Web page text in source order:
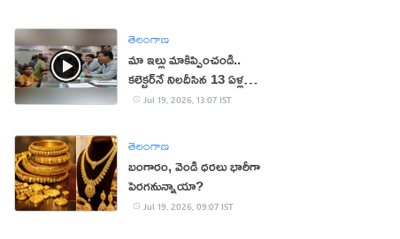
తెలంగాణ
మా ఇల్లు మాకిప్పించండి..
కలెక్టర్‌నే నిలదీసిన 13 ఏళ్ల
బాలుడు!
Jul 19, 2026, 13:07 IST
తెలంగాణ
బంగారం, వెండి ధరలు భారీగా
పెరగనున్నాయా?
Jul 19, 2026, 09:07 IST